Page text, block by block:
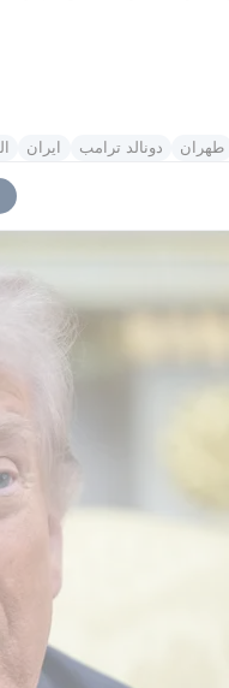
طهران دونالد ترامب ايران